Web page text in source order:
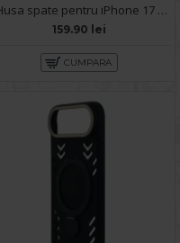
Husa spate pentru iPhone 17 Air Berlia Sheen Magsafe - Transparent/Maro
159.90 lei
CUMPARA